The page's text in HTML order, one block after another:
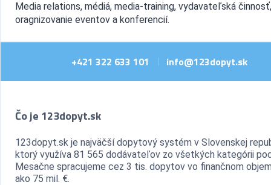
Media relations, médiá, media-training, vydavateľská činnosť,
oragnizovanie eventov a konferencií.
+421 322 633 101 | info@123dopyt.sk
Čo je 123dopyt.sk
123dopyt.sk je najväčší dopytový systém v Slovenskej
ktorý využíva 81 565 dodávateľov zo všetkých kategórii
Mesačne spracujeme cez 3 tis. dopytov vo finančnom
ako 75 mil. €.